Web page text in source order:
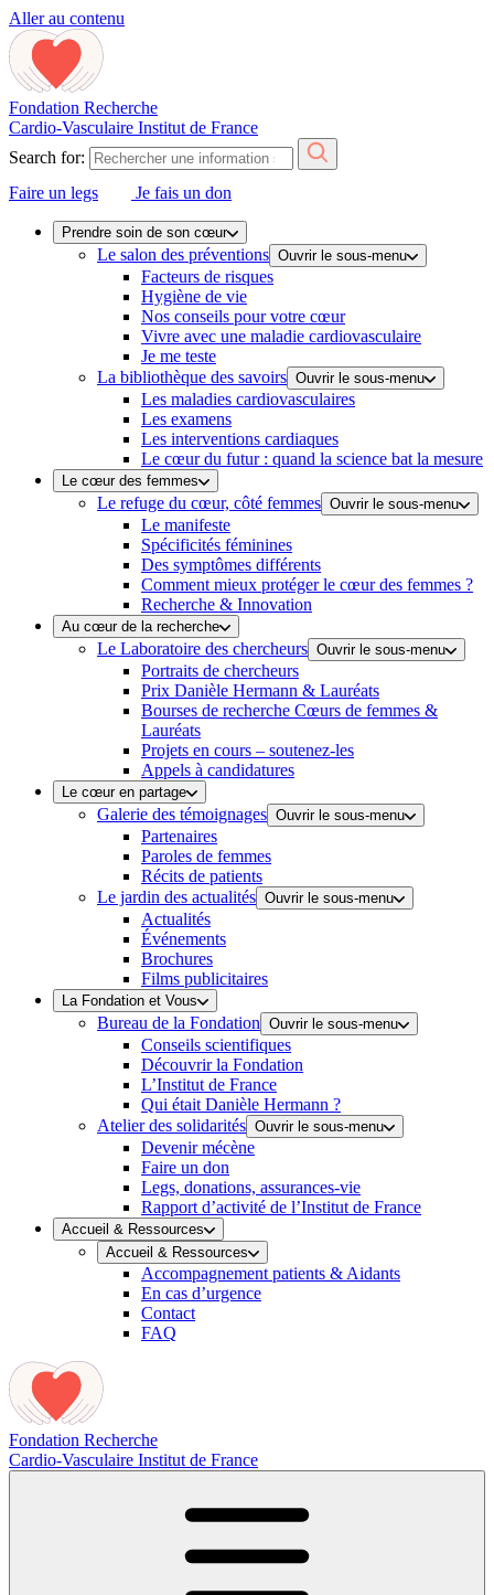
Aller au contenu
Fondation Recherche
Cardio-Vasculaire Institut de France
Search for:
Faire un legs
Je fais un don
Prendre soin de son cœur
Le salon des préventions Ouvrir le sous-menu
Facteurs de risques
Hygiène de vie
Nos conseils pour votre cœur
Vivre avec une maladie cardiovasculaire
Je me teste
La bibliothèque des savoirs Ouvrir le sous-menu
Les maladies cardiovasculaires
Les examens
Les interventions cardiaques
Le cœur du futur : quand la science bat la mesure
Le cœur des femmes
Le refuge du cœur, côté femmes Ouvrir le sous-menu
Le manifeste
Spécificités féminines
Des symptômes différents
Comment mieux protéger le cœur des femmes ?
Recherche & Innovation
Au cœur de la recherche
Le Laboratoire des chercheurs Ouvrir le sous-menu
Portraits de chercheurs
Prix Danièle Hermann & Lauréats
Bourses de recherche Cœurs de femmes &
Lauréats
Projets en cours – soutenez-les
Appels à candidatures
Le cœur en partage
Galerie des témoignages Ouvrir le sous-menu
Partenaires
Paroles de femmes
Récits de patients
Le jardin des actualités Ouvrir le sous-menu
Actualités
Événements
Brochures
Films publicitaires
La Fondation et Vous
Bureau de la Fondation Ouvrir le sous-menu
Conseils scientifiques
Découvrir la Fondation
L’Institut de France
Qui était Danièle Hermann ?
Atelier des solidarités Ouvrir le sous-menu
Devenir mécène
Faire un don
Legs, donations, assurances-vie
Rapport d’activité de l’Institut de France
Accueil & Ressources
Accueil & Ressources
Accompagnement patients & Aidants
En cas d’urgence
Contact
FAQ
Fondation Recherche
Cardio-Vasculaire Institut de France